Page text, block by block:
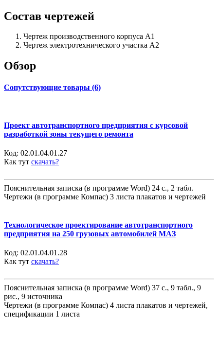
Состав чертежей
Чертеж производственного корпуса А1
Чертеж электротехнического участка А2
Обзор
Сопутствующие товары (6)
Проект автотранспортного предприятия с курсовой
разработкой зоны текущего ремонта
Код: 02.01.04.01.27
Как тут скачать?
Пояснительная записка (в программе Word) 24 с., 2 табл.
Чертежи (в программе Компас) 3 листа плакатов и чертежей
Технологическое проектирование автотранспортного
предприятия на 250 грузовых автомобилей МАЗ
Код: 02.01.04.01.28
Как тут скачать?
Пояснительная записка (в программе Word) 37 с., 9 табл., 9
рис., 9 источника
Чертежи (в программе Компас) 4 листа плакатов и чертежей,
спецификации 1 листа